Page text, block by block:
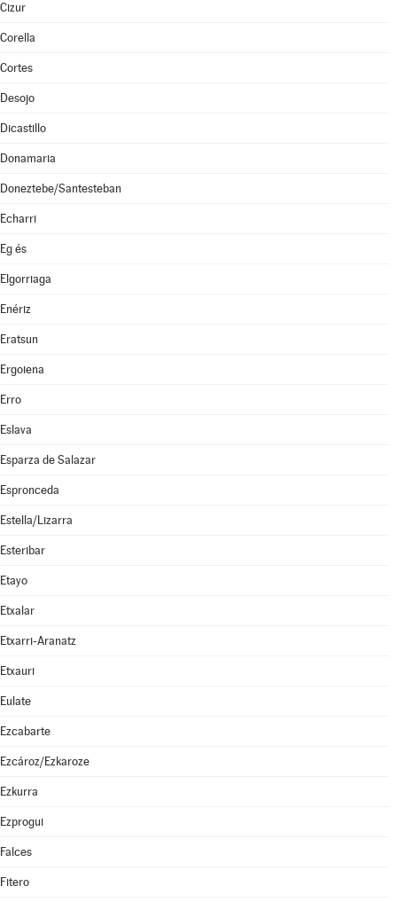
Cizur
Corella
Cortes
Desojo
Dicastillo
Donamaria
Doneztebe/Santesteban
Echarri
Eg és
Elgorriaga
Enériz
Eratsun
Ergoiena
Erro
Eslava
Esparza de Salazar
Espronceda
Estella/Lizarra
Esteribar
Etayo
Etxalar
Etxarri-Aranatz
Etxauri
Eulate
Ezcabarte
Ezcároz/Ezkaroze
Ezkurra
Ezprogui
Falces
Fitero